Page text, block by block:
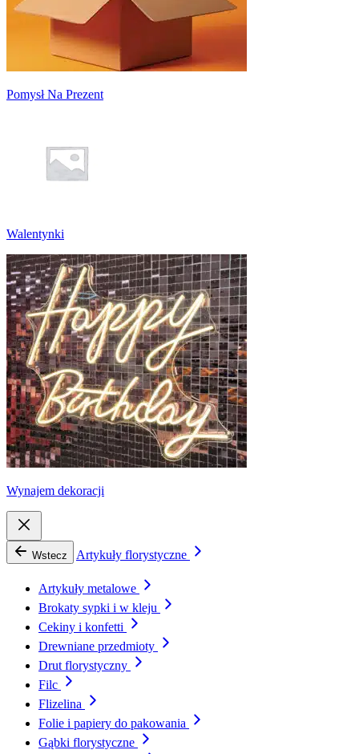
Pomysł Na Prezent
Walentynki
Wynajem dekoracji
Wstecz Artykuły florystyczne
Artykuły metalowe
Brokaty sypki i w kleju
Cekiny i konfetti
Drewniane przedmioty
Drut florystyczny
Filc
Flizelina
Folie i papiery do pakowania
Gąbki florystyczne